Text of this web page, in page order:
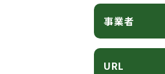
事業者
URL